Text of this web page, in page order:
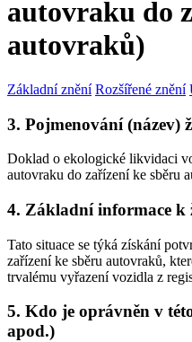
autovraku do
autovraků)
Základní znění Rozšířené znění
3. Pojmenování (název)
Doklad o ekologické likvidaci
autovraku do zařízení ke sběru
4. Základní informace k
Tato situace se týká získání
zařízení ke sběru autovraků,
trvalému vyřazení vozidla z
5. Kdo je oprávněn v
apod.)